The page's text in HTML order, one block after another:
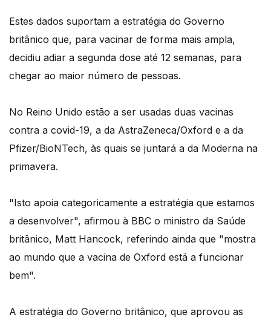
Estes dados suportam a estratégia do Governo
britânico que, para vacinar de forma mais ampla,
decidiu adiar a segunda dose até 12 semanas, para
chegar ao maior número de pessoas.
No Reino Unido estão a ser usadas duas vacinas
contra a covid-19, a da AstraZeneca/Oxford e a da
Pfizer/BioNTech, às quais se juntará a da Moderna na
primavera.
"Isto apoia categoricamente a estratégia que estamos
a desenvolver", afirmou à BBC o ministro da Saúde
britânico, Matt Hancock, referindo ainda que "mostra
ao mundo que a vacina de Oxford está a funcionar
bem".
A estratégia do Governo britânico, que aprovou as